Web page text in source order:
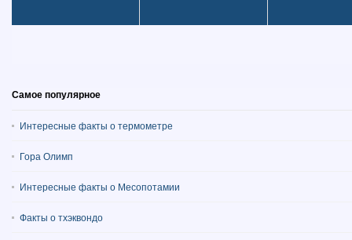
Самое популярное
Интересные факты о термометре
Гора Олимп
Интересные факты о Месопотамии
Факты о тхэквондо